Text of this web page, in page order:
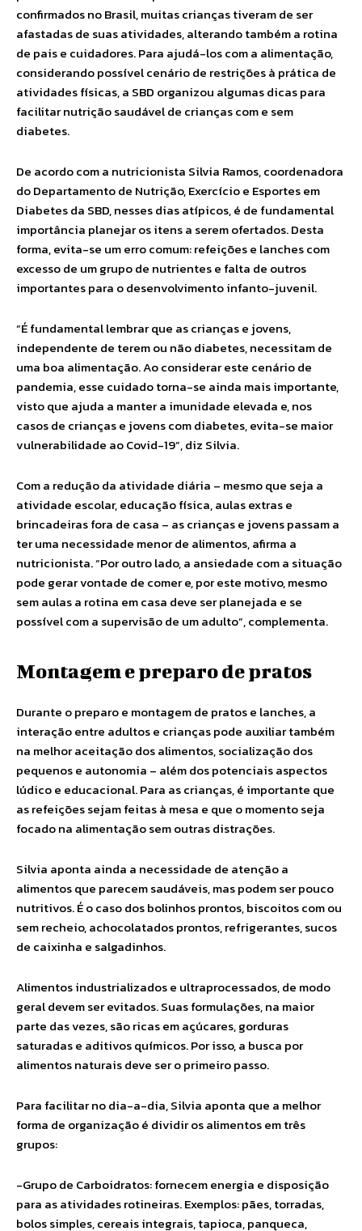
confirmados no Brasil, muitas crianças tiveram de ser
afastadas de suas atividades, alterando também a rotina
de pais e cuidadores. Para ajudá-los com a alimentação,
considerando possível cenário de restrições à prática de
atividades físicas, a SBD organizou algumas dicas para
facilitar nutrição saudável de crianças com e sem
diabetes.
De acordo com a nutricionista Silvia Ramos, coordenadora
do Departamento de Nutrição, Exercício e Esportes em
Diabetes da SBD, nesses dias atípicos, é de fundamental
importância planejar os itens a serem ofertados. Desta
forma, evita-se um erro comum: refeições e lanches com
excesso de um grupo de nutrientes e falta de outros
importantes para o desenvolvimento infanto-juvenil.
“É fundamental lembrar que as crianças e jovens,
independente de terem ou não diabetes, necessitam de
uma boa alimentação. Ao considerar este cenário de
pandemia, esse cuidado torna-se ainda mais importante,
visto que ajuda a manter a imunidade elevada e, nos
casos de crianças e jovens com diabetes, evita-se maior
vulnerabilidade ao Covid-19”, diz Silvia.
Com a redução da atividade diária – mesmo que seja a
atividade escolar, educação física, aulas extras e
brincadeiras fora de casa – as crianças e jovens passam a
ter uma necessidade menor de alimentos, afirma a
nutricionista. “Por outro lado, a ansiedade com a situação
pode gerar vontade de comer e, por este motivo, mesmo
sem aulas a rotina em casa deve ser planejada e se
possível com a supervisão de um adulto”, complementa.
Montagem e preparo de pratos
Durante o preparo e montagem de pratos e lanches, a
interação entre adultos e crianças pode auxiliar também
na melhor aceitação dos alimentos, socialização dos
pequenos e autonomia – além dos potenciais aspectos
lúdico e educacional. Para as crianças, é importante que
as refeições sejam feitas à mesa e que o momento seja
focado na alimentação sem outras distrações.
Silvia aponta ainda a necessidade de atenção a
alimentos que parecem saudáveis, mas podem ser pouco
nutritivos. É o caso dos bolinhos prontos, biscoitos com ou
sem recheio, achocolatados prontos, refrigerantes, sucos
de caixinha e salgadinhos.
Alimentos industrializados e ultraprocessados, de modo
geral devem ser evitados. Suas formulações, na maior
parte das vezes, são ricas em açúcares, gorduras
saturadas e aditivos químicos. Por isso, a busca por
alimentos naturais deve ser o primeiro passo.
Para facilitar no dia-a-dia, Silvia aponta que a melhor
forma de organização é dividir os alimentos em três
grupos:
-Grupo de Carboidratos: fornecem energia e disposição
para as atividades rotineiras. Exemplos: pães, torradas,
bolos simples, cereais integrais, tapioca, panqueca,